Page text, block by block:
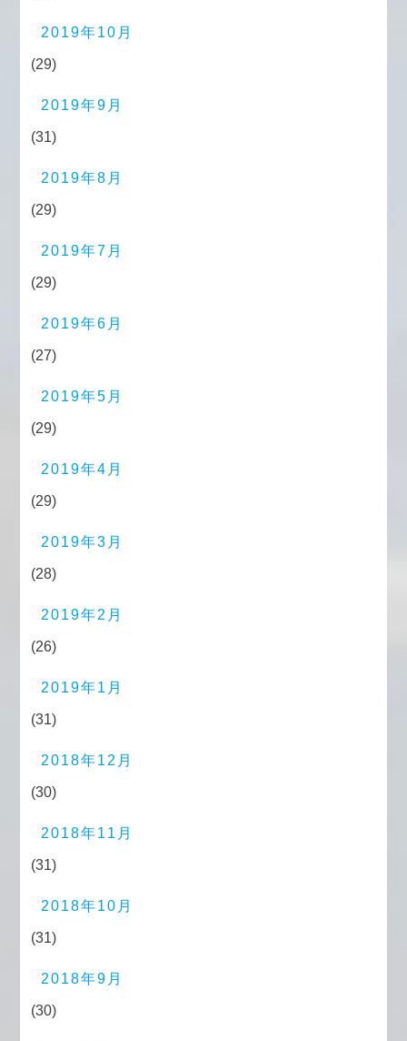
2019年10月
(29)
2019年9月
(31)
2019年8月
(29)
2019年7月
(29)
2019年6月
(27)
2019年5月
(29)
2019年4月
(29)
2019年3月
(28)
2019年2月
(26)
2019年1月
(31)
2018年12月
(30)
2018年11月
(31)
2018年10月
(31)
2018年9月
(30)